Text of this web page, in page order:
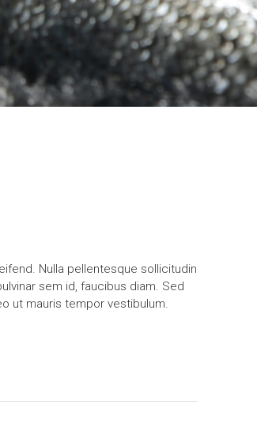
Nulla pellentesque sollicitudin
sem id, faucibus diam. Sed
ut mauris tempor vestibulum.